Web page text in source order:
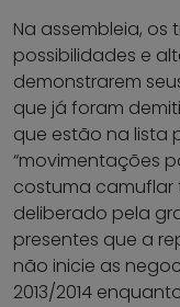
Na assembleia,
possibilidades e
demonstrarem
que já foram
que estão na lista
“movimentações
costuma camuflar
deliberado pela
presentes que a
não inicie as
2013/2014